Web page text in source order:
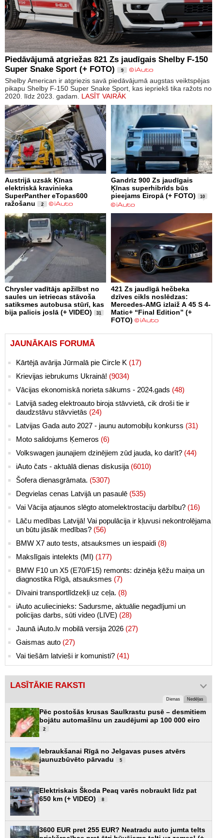
Piedāvājumā atgriežas 821 Zs jaudīgais Shelby F-150
Super Snake Sport (+ FOTO)
9
Shelby American ir atgriezis savā piedāvājumā augstas veiktspējas
pikapu Shelby F-150 Super Snake Sport, kas iepriekš tika ražots no
2020. līdz 2023. gadam. LASĪT VAIRĀK
Austrijā uzsāk Ķīnas
elektriskā kravinieka
SuperPanther eTopas600
ražošanu
2
Gandrīz 900 Zs jaudīgais
Ķīnas superhibrīds būs
pieejams Eiropā (+ FOTO)
10
Chrysler vadītājs apžilbst no
saules un ietriecas stāvoša
satiksmes autobusa stūrī, kas
bija palicis joslā (+ VIDEO)
31
421 Zs jaudīgā hečbeka
dzīves cikls noslēdzas:
Mercedes-AMG izlaiž A 45 S 4-
Matic+ “Final Edition” (+
FOTO)
JAUNĀKAIS FORUMĀ
Kārtējā avārija Jūrmalā pie Circle K (17)
Krievijas iebrukums Ukrainā! (9034)
Vācijas ekonomiskā norieta sākums - 2024.gads (48)
Latvijā sadeg elektroauto biroja stāvvietā, cik droši tie ir
daudzstāvu stāvvietās (24)
Latvijas Gada auto 2027 - jaunu automobiļu konkurss (31)
Moto salidojums Ķemeros (6)
Volkswagen jaunajiem dzinējiem zūd jauda, ko darīt? (44)
iAuto čats - aktuālā dienas diskusija (6010)
Šofera dienasgrāmata. (5307)
Degvielas cenas Latvijā un pasaulē (535)
Vai Vācija atjaunos slēgto atomelektrostaciju darbību? (16)
Lāču medības Latvijā! Vai populācija ir kļuvusi nekontrolējama
un būtu jāsāk medības? (56)
BMW X7 auto tests, atsauksmes un iespaidi (8)
Makslīgais intelekts (MI) (177)
BMW F10 un X5 (E70/F15) remonts: dzinēja ķēžu maiņa un
diagnostika Rīgā, atsauksmes (7)
Dīvaini transportlīdzekļi uz ceļa. (8)
iAuto aculiecinieks: Sadursme, aktuālie negadījumi un
policijas darbs, sūti video (LIVE) (28)
Jaunā iAuto.lv mobilā versija 2026 (27)
Gaismas auto (27)
Vai tiešām latvieši ir komunisti? (41)
LASĪTĀKIE RAKSTI
Dienas Nedēļas
Pēc postošās krusas Saulkrastu pusē – desmitiem
bojātu automašīnu un zaudējumi ap 100 000 eiro
2
Iebraukšanai Rīgā no Jelgavas puses atvērs
jaunuzbūvēto pārvadu
5
Elektriskais Škoda Peaq varēs nobraukt līdz pat
650 km (+ VIDEO)
8
3600 EUR pret 255 EUR? Neatradu auto jumta telts